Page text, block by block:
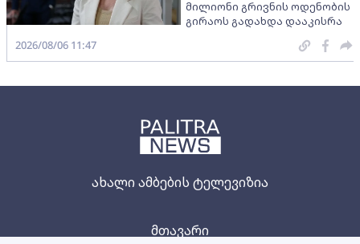
ახალი ამბების ტელევიზია
მთავარი
მილიონი გრივნის ოდენობის
გირაოს გადახდა დააკისრა
2026/08/06 11:47